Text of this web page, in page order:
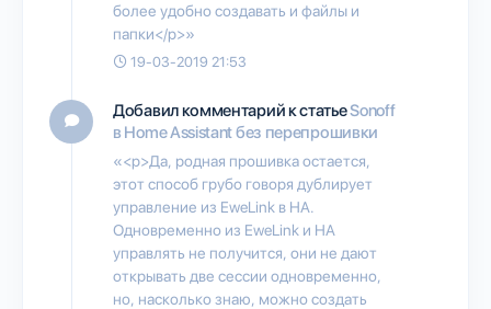
более удобно создавать и файлы и
папки</p>»
19-03-2019 21:53
Добавил комментарий к статьеSonoff
в Home Assistant без перепрошивки
«<p>Да, родная прошивка остается,
этот способ грубо говоря дублирует
управление из EweLink в HA.
Одновременно из EweLink и HA
управлять не получится, они не дают
открывать две сессии одновременно,
но, насколько знаю, можно создать